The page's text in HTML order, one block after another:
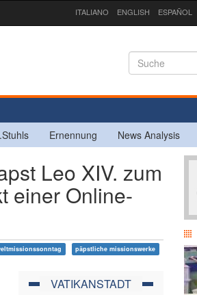
ITALIANO ENGLISH ESPAÑOL
Ernennung News Analysis
Leo XIV. zum
einer Online-
päpstliche missionswerke
VATIKANSTADT